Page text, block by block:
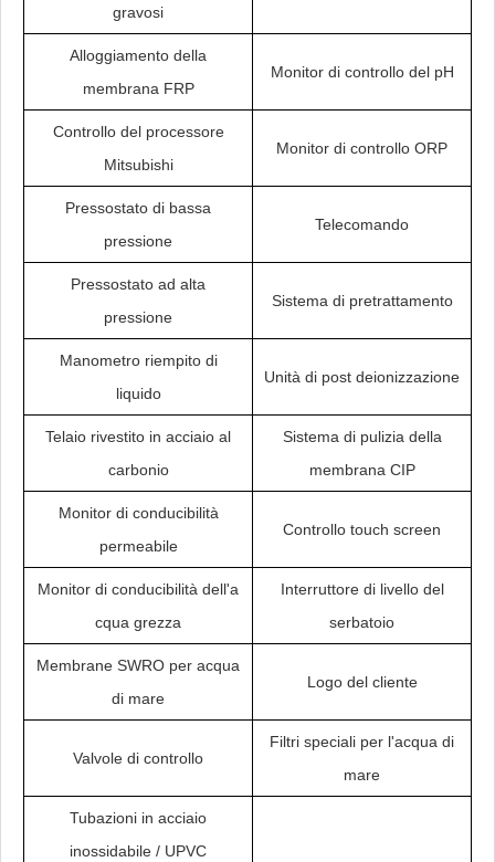
gravosi
Alloggiamento della
membrana FRP
Monitor di controllo del pH
Controllo del processore
Mitsubishi
Monitor di controllo ORP
Pressostato di bassa
pressione
Telecomando
Pressostato ad alta
pressione
Sistema di pretrattamento
Manometro riempito di
liquido
Unità di post deionizzazione
Telaio rivestito in acciaio al
carbonio
Sistema di pulizia della
membrana CIP
Monitor di conducibilità
permeabile
Controllo touch screen
Monitor di conducibilità dell'a
cqua grezza
Interruttore di livello del
serbatoio
Membrane SWRO per acqua
di mare
Logo del cliente
Valvole di controllo
Filtri speciali per l'acqua di
mare
Tubazioni in acciaio
inossidabile / UPVC